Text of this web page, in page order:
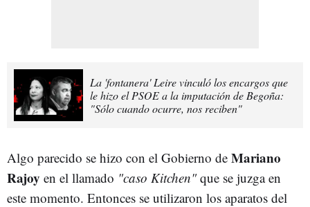
La 'fontanera' Leire vinculó los encargos que
le hizo el PSOE a la imputación de Begoña:
"Sólo cuando ocurre, nos reciben"
Algo parecido se hizo con el Gobierno de Mariano
Rajoy en el llamado "caso Kitchen"que se juzga en
este momento. Entonces se utilizaron los aparatos del